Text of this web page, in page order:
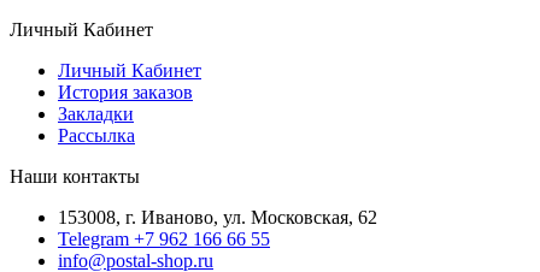
Личный Кабинет
Личный Кабинет
История заказов
Закладки
Рассылка
Наши контакты
153008, г. Иваново, ул. Московская, 62
Telegram +7 962 166 66 55
info@postal-shop.ru